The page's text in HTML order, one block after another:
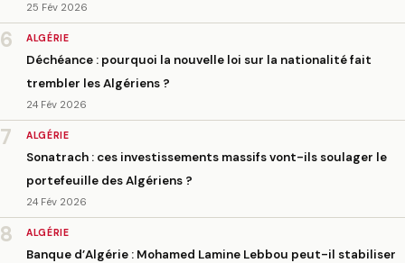
25 Fév 2026
6 ALGÉRIE
Déchéance : pourquoi la nouvelle loi sur la nationalité fait
trembler les Algériens ?
24 Fév 2026
7 ALGÉRIE
Sonatrach : ces investissements massifs vont-ils soulager le
portefeuille des Algériens ?
24 Fév 2026
8 ALGÉRIE
Banque d’Algérie : Mohamed Lamine Lebbou peut-il stabiliser